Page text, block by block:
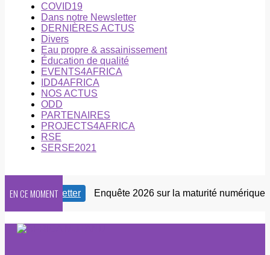
COVID19
Dans notre Newsletter
DERNIÈRES ACTUS
Divers
Eau propre & assainissement
Éducation de qualité
EVENTS4AFRICA
IDD4AFRICA
NOS ACTUS
ODD
PARTENAIRES
PROJECTS4AFRICA
RSE
SERSE2021
EN CE MOMENT
Newsletter Enquête 2026 sur la maturité numérique